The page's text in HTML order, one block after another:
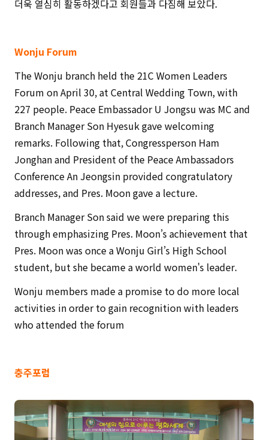
더욱 열심히 활동하겠다고 회원들과 다짐해 보았다.
Wonju Forum
The Wonju branch held the 21C Women Leaders
Forum on April 30, at Central Wedding Town, with
227 people. Peace Embassador U Jongsu was MC and
Branch Manager Son Hyesuk gave welcoming
remarks. Following that, Congressperson Ham
Jonghan and President of the Peace Ambassadors
Conference An Jeongsin provided congratulatory
addresses, and Pres. Moon gave a lecture.
Branch Manager Son said we were preparing this
through emphasizing Pres. Moon’s achievement that
Pres. Moon was once a Wonju Girl’s High School
student, but she became a world women's leader.
Wonju members made a promise to do more local
activities in order to gain recognition with leaders
who attended the forum
충주포럼